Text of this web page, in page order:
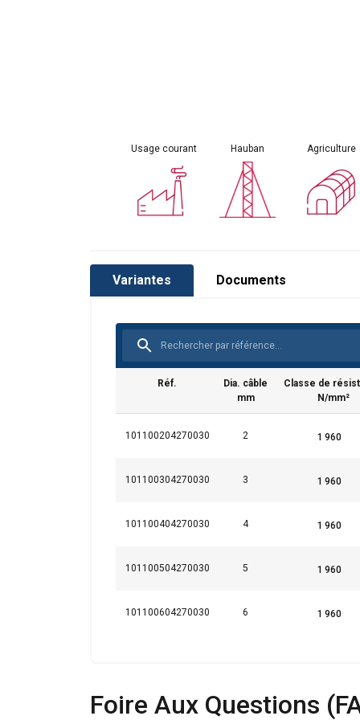
Usage courant Hauban Agriculture
Variantes Documents
Réf.
Dia. câble
mm
Classe de
N/mm²
101100204270030 2
101100304270030 3
101100404270030 4
101100504270030 5
101100604270030 6
Foire Aux Questions
Ce site Web
Nous utilisons des
partageons
nécessaires
AFFICHER LES